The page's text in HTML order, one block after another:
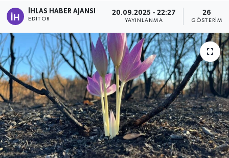
İHLAS HABER AJANSI
EDITÖR
20.09.2025 - 22:27
YAYINLANMA
26
GÖSTERIM
EĞİTİM
İLÇELER
OTOPARK
TEKNOLOJİ
Haber Arşivi